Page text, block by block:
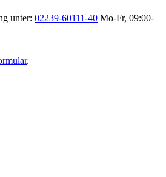
unter: 02239-60111-40 Mo-Fr, 09:00-
.